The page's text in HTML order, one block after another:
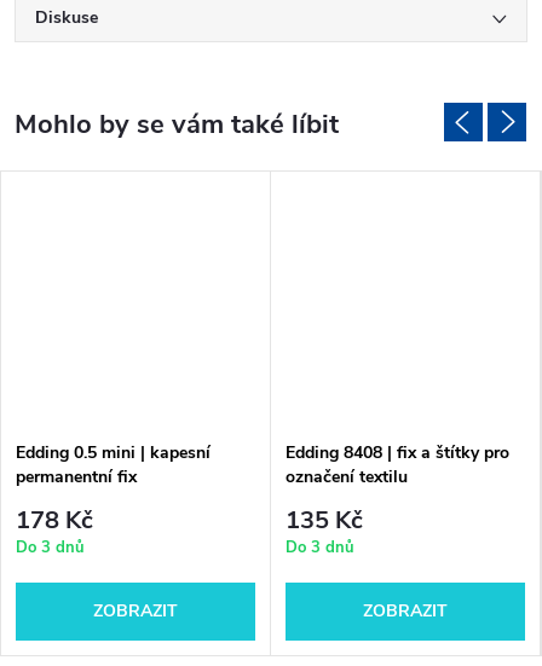
Diskuse
Edding 0.5 mini | kapesní
permanentní fix
178 Kč
Do 3 dnů
ZOBRAZIT
Edding 8408 | fix a štítky pro
označení textilu
135 Kč
Do 3 dnů
ZOBRAZIT